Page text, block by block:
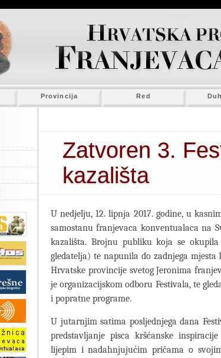
Provincija Red
Zatvoren 3.
kazališta
U nedjelju, 12. lipnja 2017. godine, u
samostanu franjevaca konventualaca na
kazališta. Brojnu publiku koja se
gledatelja) te napunila do zadnjega
Hrvatske provincije svetog Jeronima
je organizacijskom odboru Festivala, te
i popratne programe.
U jutarnjim satima posljednjega dana
predstavljanje pisca kršćanske
lijepim i nadahnjujućim pričama o